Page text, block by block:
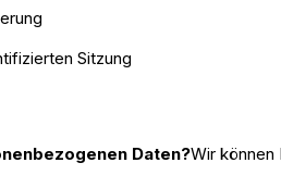
Sitzung
Daten?Wir